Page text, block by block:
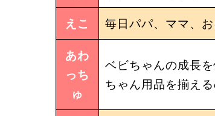
えこ
毎日パパ、ママ、
あわ
っち
ゅ
ベビちゃんの成長
ちゃん用品を揃え